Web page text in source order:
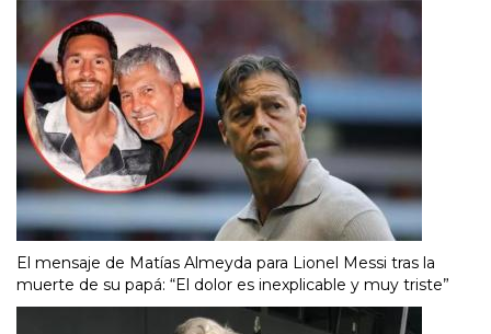
El mensaje de Matías Almeyda para Lionel Messi tras la
muerte de su papá: “El dolor es inexplicable y muy triste”